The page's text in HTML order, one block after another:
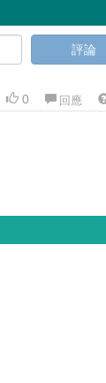
評論
0 回應